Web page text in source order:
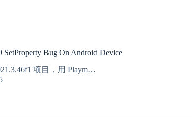
SetProperty Bug On Android Device
项目，用 Playm…